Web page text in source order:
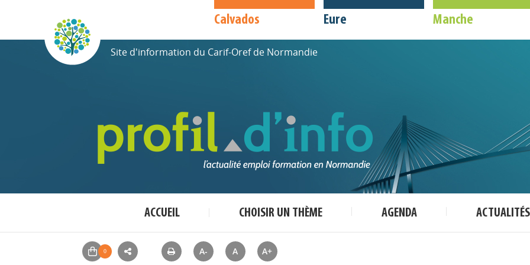
Calvados Eure Manche
Site d'information du Carif-Oref de Normandie
ACCUEIL CHOISIR UN THÈME AGENDA ACTUALITÉS
A- A A+